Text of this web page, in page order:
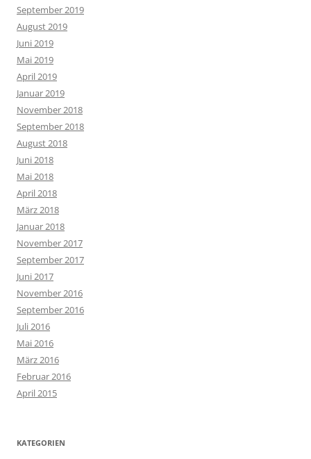
September 2019
August 2019
Juni 2019
Mai 2019
April 2019
Januar 2019
November 2018
September 2018
August 2018
Juni 2018
Mai 2018
April 2018
März 2018
Januar 2018
November 2017
September 2017
Juni 2017
November 2016
September 2016
Juli 2016
Mai 2016
März 2016
Februar 2016
April 2015
KATEGORIEN